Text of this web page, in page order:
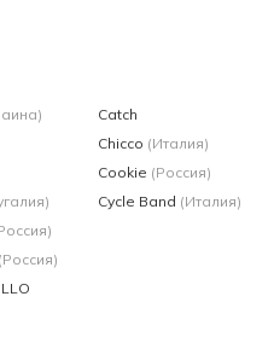
(Россия)
Catch
Chicco (Италия)
Cookie (Россия)
Cycle Band (Италия)